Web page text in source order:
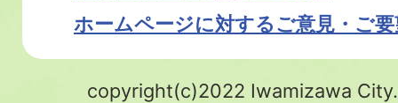
ホームページに対するご意見・ご
copyright(c)2022 Iwamizawa